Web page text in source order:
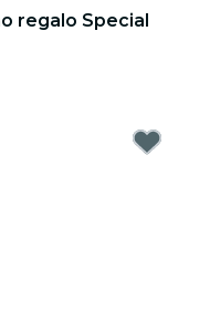
regalo Special